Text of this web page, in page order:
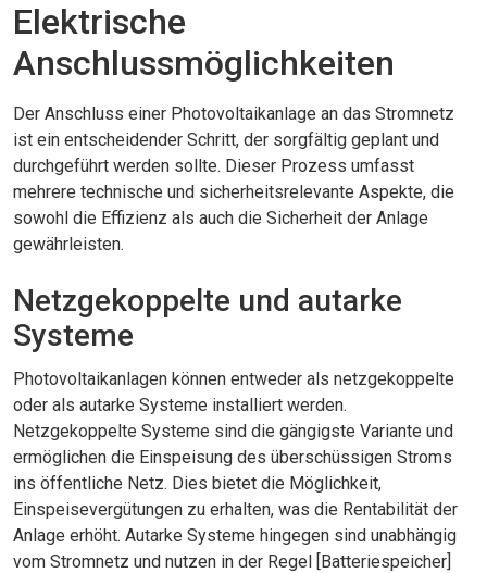
Elektrische
Anschlussmöglichkeiten
Der Anschluss einer Photovoltaikanlage an das Stromnetz
ist ein entscheidender Schritt, der sorgfältig geplant und
durchgeführt werden sollte. Dieser Prozess umfasst
mehrere technische und sicherheitsrelevante Aspekte, die
sowohl die Effizienz als auch die Sicherheit der Anlage
gewährleisten.
Netzgekoppelte und autarke
Systeme
Photovoltaikanlagen können entweder als netzgekoppelte
oder als autarke Systeme installiert werden.
Netzgekoppelte Systeme sind die gängigste Variante und
ermöglichen die Einspeisung des überschüssigen Stroms
ins öffentliche Netz. Dies bietet die Möglichkeit,
Einspeisevergütungen zu erhalten, was die Rentabilität der
Anlage erhöht. Autarke Systeme hingegen sind unabhängig
vom Stromnetz und nutzen in der Regel [Batteriespeicher]